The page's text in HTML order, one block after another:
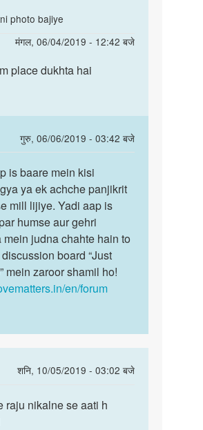
photo bajiye
मंगल, 06/04/2019 - 12:42 बजे
hello
saval
hai
by
Rani
place dukhta hai
गुरु, 06/06/2019 - 03:42 बजे
is baare mein kisi
ya ek achche panjikrit
mill lijiye. Yadi aap is
humse aur gehri
mein judna chahte hain to
board “Just
mein zaroor shamil ho!
en/forum
शनि, 10/05/2019 - 03:02 बजे
raju nikalne se aati h